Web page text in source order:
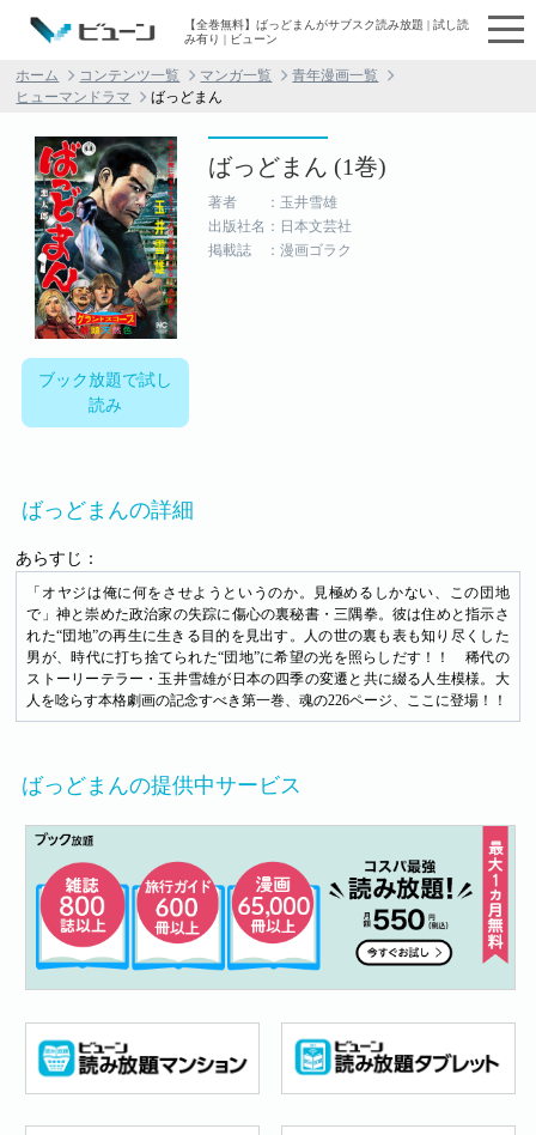
【全巻無料】ばっどまんがサブスク読み放題 | 試し読
み有り | ビューン
ホーム コンテンツ一覧 マンガ一覧
青年漫画一覧
ヒューマンドラマ
ばっどまん
ブック放題で試し
読み
ばっどまん (1巻)
著者 ：玉井雪雄
出版社名：日本文芸社
掲載誌 ：漫画ゴラク
ばっどまんの詳細
あらすじ：
「オヤジは俺に何をさせようというのか。見極めるしかない、この団地
で」神と崇めた政治家の失踪に傷心の裏秘書・三隅拳。彼は住めと指示さ
れた“団地”の再生に生きる目的を見出す。人の世の裏も表も知り尽くした
男が、時代に打ち捨てられた“団地”に希望の光を照らしだす！！ 稀代の
ストーリーテラー・玉井雪雄が日本の四季の変遷と共に綴る人生模様。大
人を唸らす本格劇画の記念すべき第一巻、魂の226ページ、ここに登場！！
ばっどまんの提供中サービス